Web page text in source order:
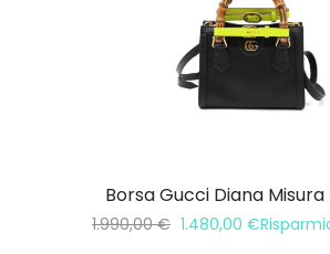
Borsa Gucci Diana
1.990,00€ 1.480,00 €